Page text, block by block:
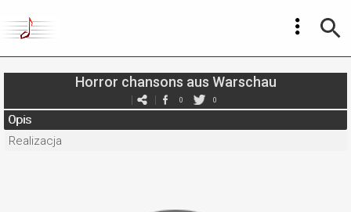
Horror chansons aus Warschau
0 0
Opis
Realizacja